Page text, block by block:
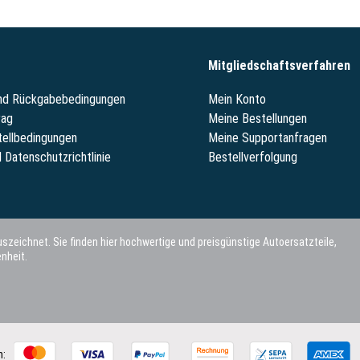
Rückgabebedingungen
Datenschutzrichtlinie
Mitgliedschaftsverfahren
Mein Konto
Meine Bestellungen
Meine Supportanfragen
Bestellverfolgung
Sie finden hier hochwertige und preisgünstige Autoersatzteile,